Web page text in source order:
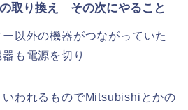
取り換え その次にやること
以外の機器がつながっていた
も電源を切り
いわれるものでMitsubishiとかの